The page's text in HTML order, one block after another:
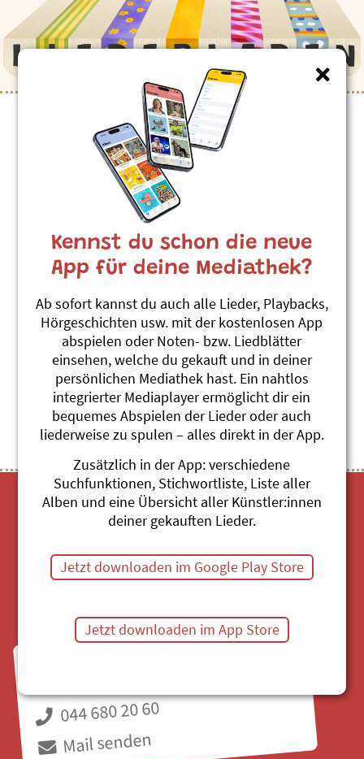
Kinderlieder zum Thema
”Tram”
Tramnummere
Andrew Bond
Reisefieber
#Tram #Zählen #ÖV
Strassenbahn-Nummern (hochdeutsch)
Andrew Bond
Reisefieber (hochdeutsch)
#Fahrzeuge #Tram #ÖV
Themenübersicht Stichwörter A-Z
044 680 20 60
Mail senden
Kennst du schon die neue
App für deine Mediathek?
Ab sofort kannst du auch alle Lieder, Playbacks,
Hörgeschichten usw. mit der kostenlosen App
abspielen oder Noten- bzw. Liedblätter
einsehen, welche du gekauft und in deiner
persönlichen Mediathek hast. Ein nahtlos
integrierter Mediaplayer ermöglicht dir ein
bequemes Abspielen der Lieder oder auch
liederweise zu spulen – alles direkt in der App.
Zusätzlich in der App: verschiedene
Suchfunktionen, Stichwortliste, Liste aller
Alben und eine Übersicht aller Künstler:innen
deiner gekauften Lieder.
Jetzt downloaden im Google Play Store
Jetzt downloaden im App Store